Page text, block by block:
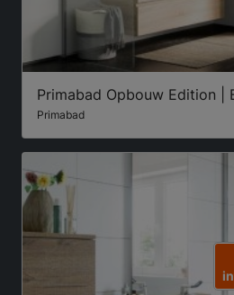
Primabad Opbouw Edition |
Primabad